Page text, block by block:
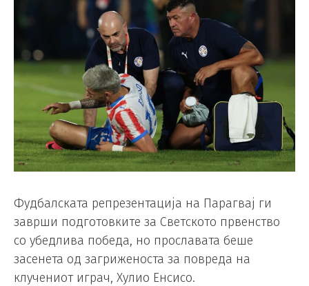
Фудбалската репрезентација на Парагвај ги
заврши подготовките за Светското првенство
со убедлива победа, но прославата беше
засенета од загриженоста за повреда на
клучениот играч, Хулио Енсисо.